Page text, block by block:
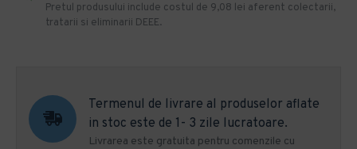
Pretul produsului include costul de 9,08 lei aferent colectarii,
tratarii si eliminarii DEEE.
Termenul de livrare al produselor aflate
in stoc este de 1- 3 zile lucratoare.
Livrarea este gratuita pentru comenzile cu